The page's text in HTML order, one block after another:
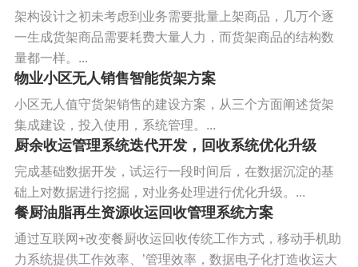
架构设计之初未考虑到业务需要批量上架商品，几万个逐
一生成货架商品需要耗费大量人力，而货架商品的结构数
量都一样。...
物业小区无人销售智能货架方案
小区无人值守货架销售的建设方案，从三个方面阐述货架
集成建设，投入使用，系统管理。...
厨余收运管理系统迭代开发，回收系统优化升级
完成基础数据开发，试运行一段时间后，在数据沉淀的基
础上对数据进行挖掘，对业务处理进行优化升级。...
餐厨油脂再生资源收运回收管理系统方案
通过互联网+改变餐厨收运回收传统工作方式，移动手机助
力系统提供工作效率、’管理效率，数据电子化打造收运大